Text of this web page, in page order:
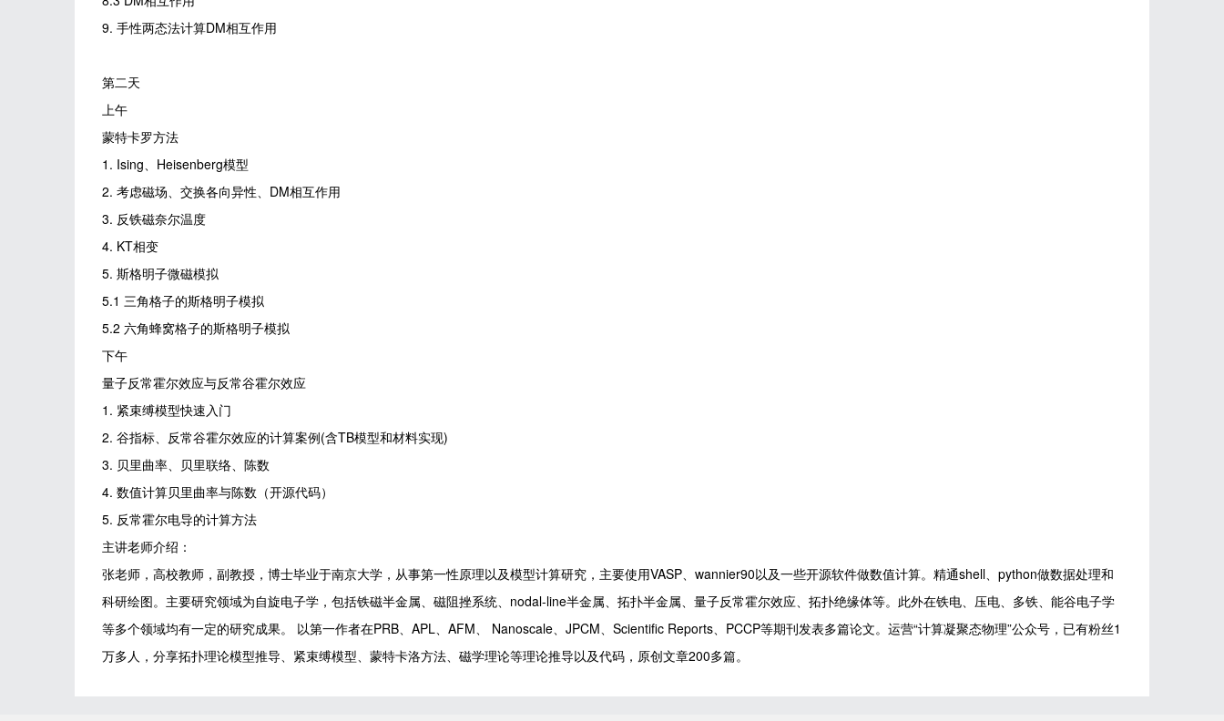
9. 手性两态法计算DM相互作用
第二天
上午
蒙特卡罗方法
1. Ising、Heisenberg模型
2. 考虑磁场、交换各向异性、DM相互作用
3. 反铁磁奈尔温度
4. KT相变
5. 斯格明子微磁模拟
5.1 三角格子的斯格明子模拟
5.2 六角蜂窝格子的斯格明子模拟
下午
量子反常霍尔效应与反常谷霍尔效应
1. 紧束缚模型快速入门
2. 谷指标、反常谷霍尔效应的计算案例(含TB模型和材料实现)
3. 贝里曲率、贝里联络、陈数
4. 数值计算贝里曲率与陈数（开源代码）
5. 反常霍尔电导的计算方法
主讲老师介绍：
张老师，高校教师，副教授，博士毕业于南京大学，从事第一性原理以及模型计算研究，主要使用VASP、wannier90以及一些开源软件做数值计算。精通shell、python做数据处理和
科研绘图。主要研究领域为自旋电子学，包括铁磁半金属、磁阻挫系统、nodal-line半金属、拓扑半金属、量子反常霍尔效应、拓扑绝缘体等。此外在铁电、压电、多铁、能谷电子学
等多个领域均有一定的研究成果。 以第一作者在PRB、APL、AFM、 Nanoscale、JPCM、Scientific Reports、PCCP等期刊发表多篇论文。运营“计算凝聚态物理”公众号，已有粉丝1
万多人，分享拓扑理论模型推导、紧束缚模型、蒙特卡洛方法、磁学理论等理论推导以及代码，原创文章200多篇。